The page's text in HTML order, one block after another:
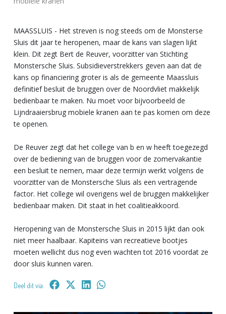
MAASSLUIS - Het streven is nog steeds om de Monsterse
Sluis dit jaar te heropenen, maar de kans van slagen lijkt
klein. Dit zegt Bert de Reuver, voorzitter van Stichting
Monstersche Sluis. Subsidieverstrekkers geven aan dat de
kans op financiering groter is als de gemeente Maassluis
definitief besluit de bruggen over de Noordvliet makkelijk
bedienbaar te maken. Nu moet voor bijvoorbeeld de
Lijndraaiersbrug mobiele kranen aan te pas komen om deze
te openen.
De Reuver zegt dat het college van b en w heeft toegezegd
over de bediening van de bruggen voor de zomervakantie
een besluit te nemen, maar deze termijn werkt volgens de
voorzitter van de Monstersche Sluis als een vertragende
factor. Het college wil overigens wel de bruggen makkelijker
bedienbaar maken. Dit staat in het coalitieakkoord.
Heropening van de Monstersche Sluis in 2015 lijkt dan ook
niet meer haalbaar. Kapiteins van recreatieve bootjes
moeten wellicht dus nog even wachten tot 2016 voordat ze
door sluis kunnen varen.
Deel dit via: